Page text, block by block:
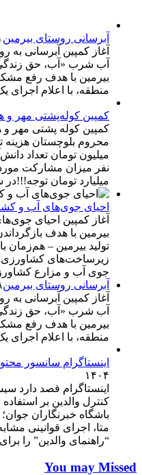
آبرسانی روستای بیرمین
آغاز کمپین آبرسانی به
آب شرب «آب، حق
بیرمین با هدف رفع
منطقه، با اعلام
کمپین کوله‌پشتی مهر و
کمپین کوله‌ پشتی مهر و
میلیارد تومان
احیای جوی‌های آب و
آغاز کمپین احیای
تولید بیرمین – هم‌زمان
زیرساخت‌های کشاورزی
جوی آب و مزارع
آبرسانی روستای بیرمین
آغاز کمپین آبرسانی به
آب شرب «آب، حق
بیرمین با هدف رفع
منطقه، با اعلام
اینستاگرام سانسور
۱۴۰۴
کنترل والدین بر استفاده
باشگاه خبرنگاران جوان؛
“راهنمای والدین” را
You may Missed